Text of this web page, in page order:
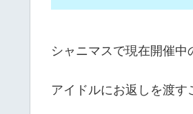
シャニマスで現在開催中
アイドルにお返しを渡す